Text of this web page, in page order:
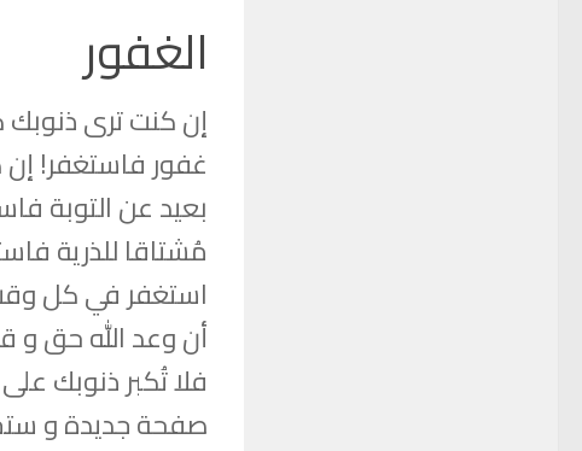
الغفور
إن كنت ترى ذنوبك
غفور فاستغفر!
بعيد عن التوبة
مُشتاقا للذرية
استغفر في كل
أن وعد الله حق و
فلا تُكبر ذنوبك
صفحة جديدة و